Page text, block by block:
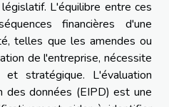
L'équilibre entre ces
financières d'une
telles que les amendes ou
de l'entreprise, nécessite
stratégique. L'évaluation
des données (EIPD) est une